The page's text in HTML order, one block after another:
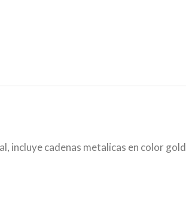
incluye cadenas metalicas en color gold